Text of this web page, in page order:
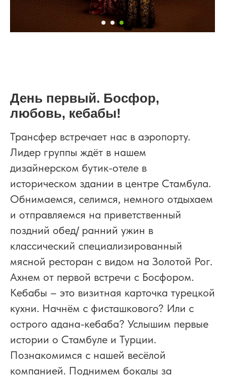
День первый. Босфор,
любовь, кебабы!
Трансфер встречает нас в аэропорту.
Лидер группы ждёт в нашем
дизайнерском бутик-отеле в
историческом здании в центре Стамбула.
Обнимаемся, селимся, немного отдыхаем
и отправляемся на приветственный
поздний обед/ ранний ужин в
классический специализированный
мясной ресторан с видом на Золотой Рог.
Ахнем от первой встречи с Босфором.
Кебабы – это визитная карточка турецкой
кухни. Начнём с фисташкового? Или с
острого адана-кебаба? Услышим первые
истории о Стамбуле и Турции.
Познакомимся с нашей весёлой
компанией. Поднимем бокалы за